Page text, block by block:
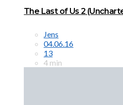
The Last of Us 2
Jens
04.06.16
13
4 min